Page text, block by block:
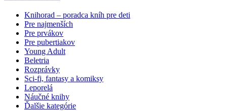
Knihorad – poradca kníh pre deti
Pre najmenších
Pre prvákov
Pre pubertiakov
Young Adult
Beletria
Rozprávky
Sci-fi, fantasy a komiksy
Leporelá
Náučné knihy
Ďalšie kategórie